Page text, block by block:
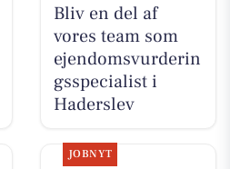
Bliv en del af
vores team som
ejendomsvurderin
gsspecialist i
Haderslev
JOBNYT